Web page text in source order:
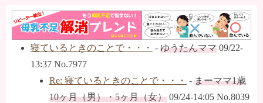
寝ているときのことで・・・ - ゆうたんママ 09/22-
13:37 No.7977
Re: 寝ているときのことで・・・ - まーママ1歳
10ヶ月（男）・5ヶ月（女） 09/24-14:05 No.8039